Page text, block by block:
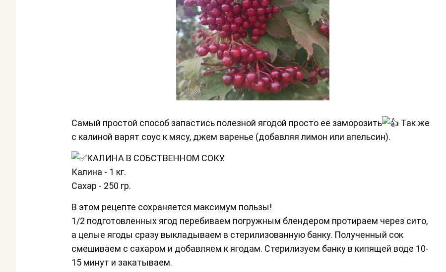
Самый простой способ запастись полезной ягодой просто её заморозить
Так же
с калиной варят соус к мясу, джем варенье (добавляя лимон или апельсин).
КАЛИНА В СОБСТВЕННОМ СОКУ.
Калина - 1 кг.
Сахар - 250 гр.
В этом рецепте сохраняется максимум пользы!
1/2 подготовленных ягод перебиваем погружным блендером протираем через сито,
а целые ягоды сразу выкладываем в стерилизованную банку. Полученный сок
смешиваем с сахаром и добавляем к ягодам. Стерилизуем банку в кипящей воде 10-
15 минут и закатываем.